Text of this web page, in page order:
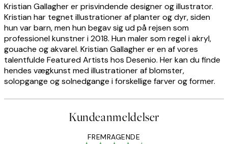
Kristian Gallagher er prisvindende designer og illustrator.
Kristian har tegnet illustrationer af planter og dyr, siden
hun var barn, men hun begav sig ud på rejsen som
professionel kunstner i 2018. Hun maler som regel i akryl,
gouache og akvarel. Kristian Gallagher er en af vores
talentfulde Featured Artists hos Desenio. Her kan du finde
hendes vægkunst med illustrationer af blomster,
solopgange og solnedgange i forskellige farver og former.
Kundeanmeldelser
FREMRAGENDE